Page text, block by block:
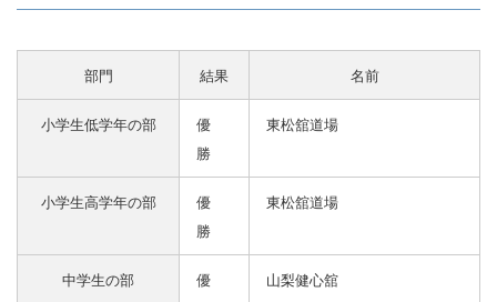
部門 結果 名前
小学生低学年の部
優
勝
東松舘道場
小学生高学年の部
優
勝
東松舘道場
中学生の部
優
山梨健心舘